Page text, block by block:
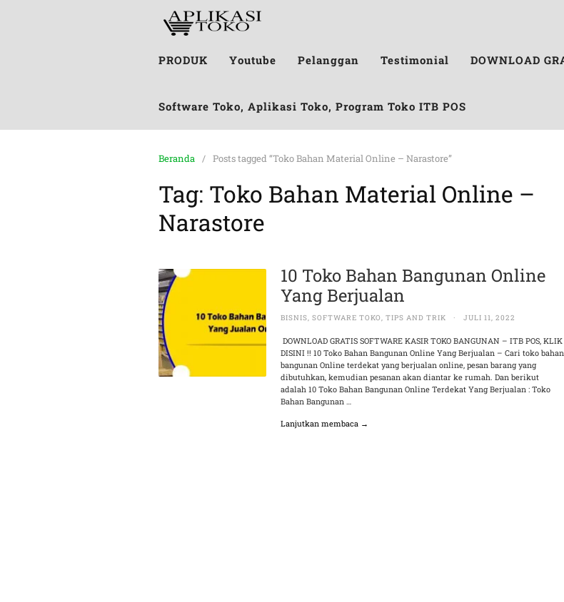
PRODUK Youtube Pelanggan Testimonial DOWNLOAD
Software Toko, Aplikasi Toko, Program Toko ITB POS
Beranda Posts tagged “Toko Bahan Material Online – Narastore”
Tag: Toko Bahan Material Online –
Narastore
10 Toko Bahan Bangunan Online
Yang Berjualan
BISNIS,SOFTWARE TOKO,TIPS AND TRIK · JULI 11, 2022
DOWNLOAD GRATIS SOFTWARE KASIR TOKO BANGUNAN – ITB POS, KLIK
DISINI !! 10 Toko Bahan Bangunan Online Yang Berjualan – Cari toko bahan
bangunan Online terdekat yang berjualan online, pesan barang yang
dibutuhkan, kemudian pesanan akan diantar ke rumah. Dan berikut
adalah 10 Toko Bahan Bangunan Online Terdekat Yang Berjualan : Toko
Bahan Bangunan …
Lanjutkan membaca →